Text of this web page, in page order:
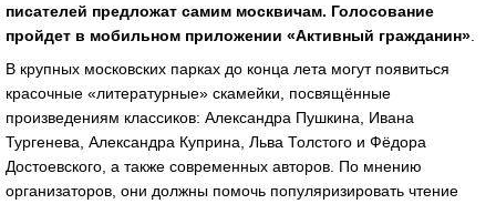
писателей предложат самим москвичам. Голосование
пройдет в мобильном приложении «Активный гражданин»
В крупных московских парках до конца лета могут появиться
красочные «литературные» скамейки, посвящённые
произведениям классиков: Александра Пушкина, Ивана
Тургенева, Александра Куприна, Льва Толстого и Фёдора
Достоевского, а также современных авторов. По мнению
организаторов, они должны помочь популяризировать чтение